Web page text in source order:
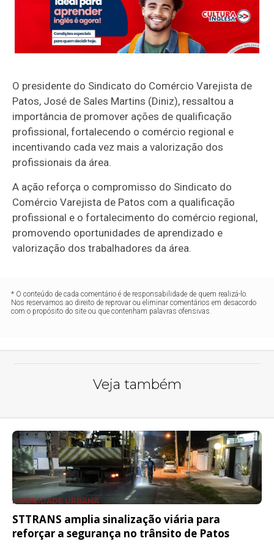
O presidente do Sindicato do Comércio Varejista de
Patos, José de Sales Martins (Diniz), ressaltou a
importância de promover ações de qualificação
profissional, fortalecendo o comércio regional e
incentivando cada vez mais a valorização dos
profissionais da área.
A ação reforça o compromisso do Sindicato do
Comércio Varejista de Patos com a qualificação
profissional e o fortalecimento do comércio regional,
promovendo oportunidades de aprendizado e
valorização dos trabalhadores da área.
* O conteúdo de cada comentário é de responsabilidade de quem realizá-lo.
Nos reservamos ao direito de reprovar ou eliminar comentários em desacordo
com o propósito do site ou que contenham palavras ofensivas.
Veja também
MOBILIDADE URBANA
STTRANS amplia sinalização viária para
reforçar a segurança no trânsito de Patos